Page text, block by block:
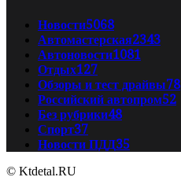
Новости5068
Автомастерская2343
Автоновости1081
Отдых127
Обзоры и тест драйвы78
Российский автопром52
Без рубрики48
Спорт37
Новости ПДД35
© Ktdetal.RU